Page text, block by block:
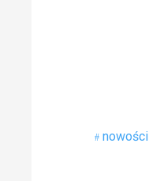
nowości